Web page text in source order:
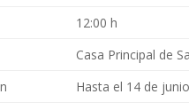
12:00 h
Casa Principal de
Hasta el 14 de